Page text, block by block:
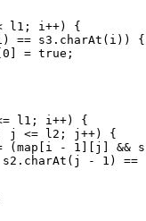
l1; i++) {
== s3.charAt(i)) {
0 ] = true ;
l1; i++) {
j <= l2; j++) {
(map[i -
1
][j] &&
-
1 )